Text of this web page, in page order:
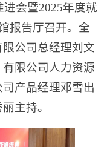
会暨2025年度就
报告厅召开。全
公司总经理刘文
限公司人力资源
产品经理邓雪出
主持。